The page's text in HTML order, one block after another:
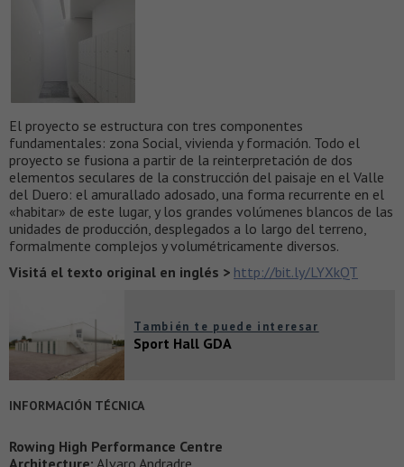
El proyecto se estructura con tres componentes
fundamentales: zona Social, vivienda y formación. Todo el
proyecto se fusiona a partir de la reinterpretación de dos
elementos seculares de la construcción del paisaje en el Valle
del Duero: el amurallado adosado, una forma recurrente en el
«habitar» de este lugar, y los grandes volúmenes blancos de las
unidades de producción, desplegados a lo largo del terreno,
formalmente complejos y volumétricamente diversos.
Visitá el texto original en inglés > http://bit.ly/LYXkQT
También te puede interesar
Sport Hall GDA
INFORMACIÓN TÉCNICA
Rowing High Performance Centre
Architecture: Alvaro Andradre